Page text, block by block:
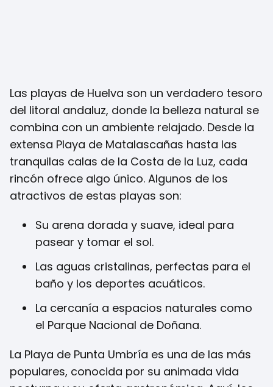
Las playas de Huelva son un verdadero tesoro
del litoral andaluz, donde la belleza natural se
combina con un ambiente relajado. Desde la
extensa Playa de Matalascañas hasta las
tranquilas calas de la Costa de la Luz, cada
rincón ofrece algo único. Algunos de los
atractivos de estas playas son:
Su arena dorada y suave, ideal para
pasear y tomar el sol.
Las aguas cristalinas, perfectas para el
baño y los deportes acuáticos.
La cercanía a espacios naturales como
el Parque Nacional de Doñana.
La Playa de Punta Umbría es una de las más
populares, conocida por su animada vida